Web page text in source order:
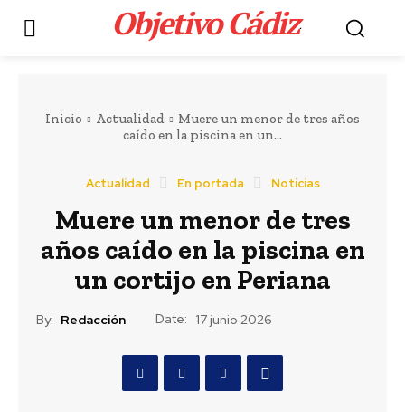
Objetivo Cádiz.
Inicio Actualidad
Muere un menor de tres años
caído en la piscina en un...
Actualidad En portada Noticias
Muere un menor de tres
años caído en la piscina en
un cortijo en Periana
By: Redacción Date: 17 junio 2026